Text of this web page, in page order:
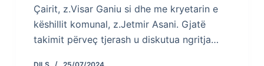
Çairit, z.Visar Ganiu si dhe me kryetarin e
këshillit komunal, z.Jetmir Asani. Gjatë
takimit përveç tjerash u diskutua ngritja…